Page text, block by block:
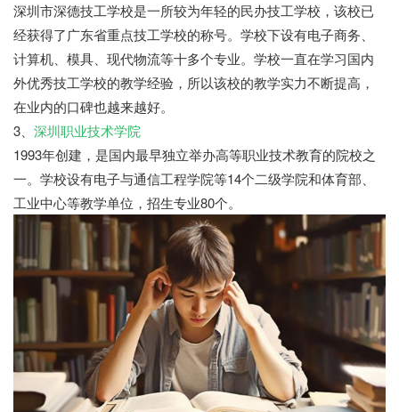
深圳市深德技工学校是一所较为年轻的民办技工学校，该校已
经获得了广东省重点技工学校的称号。学校下设有电子商务、
计算机、模具、现代物流等十多个专业。学校一直在学习国内
外优秀技工学校的教学经验，所以该校的教学实力不断提高，
在业内的口碑也越来越好。
3、 深圳职业技术学院
1993年创建，是国内最早独立举办高等职业技术教育的院校之
一。学校设有电子与通信工程学院等14个二级学院和体育部、
工业中心等教学单位，招生专业80个。